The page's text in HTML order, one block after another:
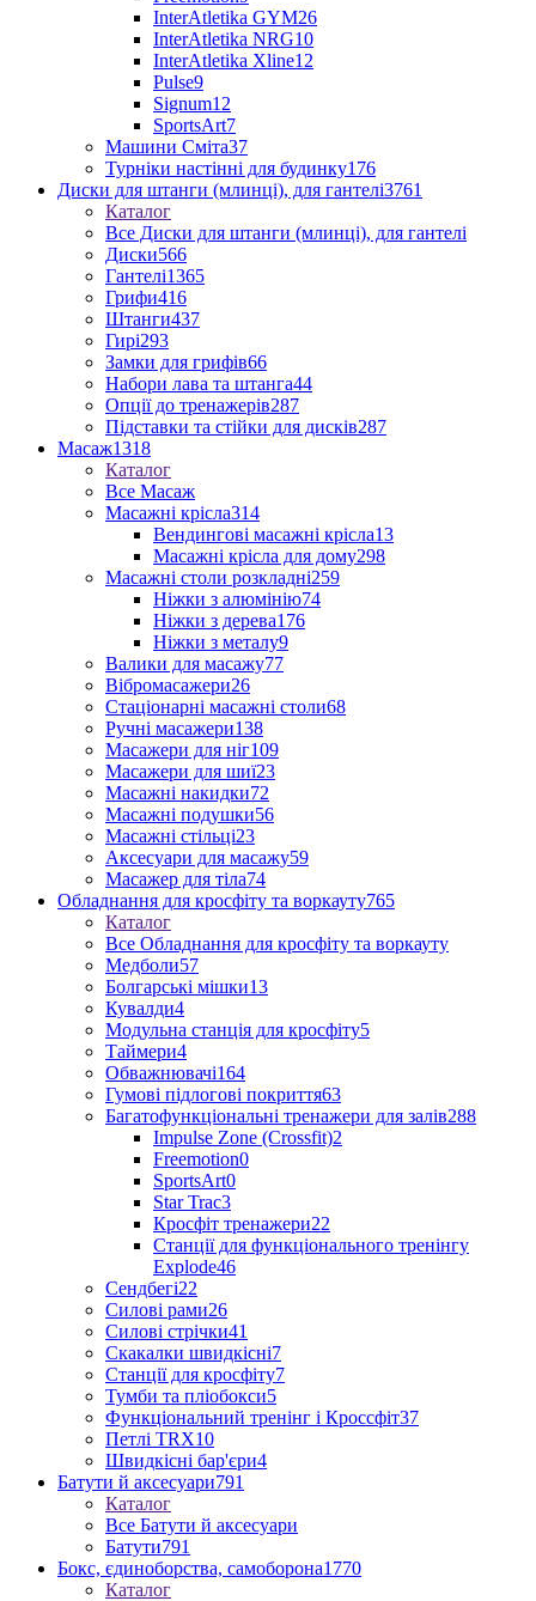
InterAtletika GYM26
InterAtletika NRG10
InterAtletika Xline12
Pulse9
Signum12
SportsArt7
Машини Сміта37
Турніки настінні для будинку176
Диски для штанги (млинці), для гантелі3761
Каталог
Все Диски для штанги (млинці), для гантелі
Диски566
Гантелі1365
Грифи416
Штанги437
Гирі293
Замки для грифів66
Набори лава та штанга44
Опції до тренажерів287
Підставки та стійки для дисків287
Масаж1318
Каталог
Все Масаж
Масажні крісла314
Вендингові масажні крісла13
Масажні крісла для дому298
Масажні столи розкладні259
Ніжки з алюмінію74
Ніжки з дерева176
Ніжки з металу9
Валики для масажу77
Вібромасажери26
Стаціонарні масажні столи68
Ручні масажери138
Масажери для ніг109
Масажери для шиї23
Масажні накидки72
Масажні подушки56
Масажні стільці23
Аксесуари для масажу59
Масажер для тіла74
Обладнання для кросфіту та воркауту765
Каталог
Все Обладнання для кросфіту та воркауту
Медболи57
Болгарські мішки13
Кувалди4
Модульна станція для кросфіту5
Таймери4
Обважнювачі164
Гумові підлогові покриття63
Багатофункціональні тренажери для залів288
Impulse Zone (Crossfit)2
Freemotion0
SportsArt0
Star Trac3
Кросфіт тренажери22
Станції для функціонального тренінгу
Explode46
Сендбегі22
Силові рами26
Силові стрічки41
Скакалки швидкісні7
Станції для кросфіту7
Тумби та пліобокси5
Функціональний тренінг і Кроссфіт37
Петлі TRX10
Швидкісні бар'єри4
Батути й аксесуари791
Каталог
Все Батути й аксесуари
Батути791
Бокс, єдиноборства, самоборона1770
Каталог